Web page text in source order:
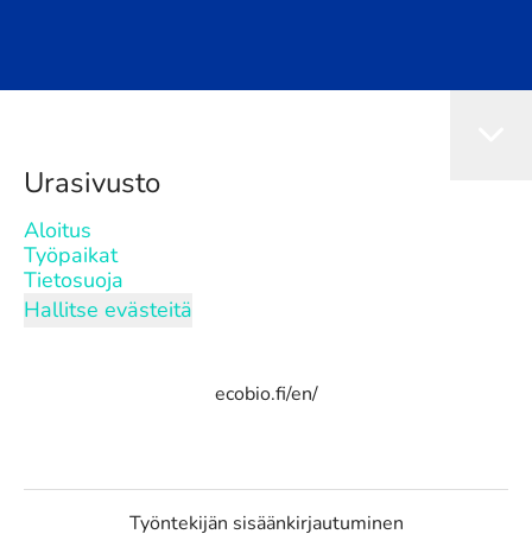
Urasivusto
Aloitus
Työpaikat
Tietosuoja
Hallitse evästeitä
ecobio.fi/en/
Työntekijän sisäänkirjautuminen